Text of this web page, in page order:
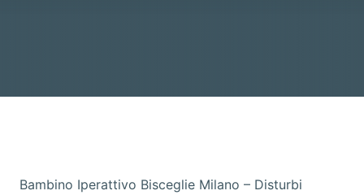
Bambino Iperattivo Bisceglie Milano – Disturbi